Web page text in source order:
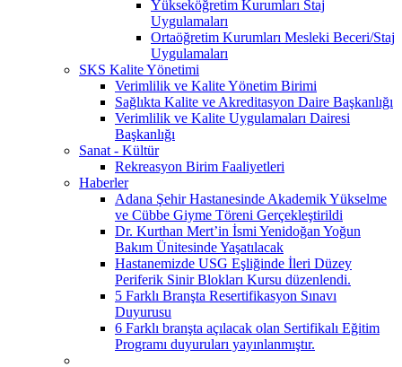
Yükseköğretim Kurumları Staj
Uygulamaları
Ortaöğretim Kurumları Mesleki Beceri/Staj
Uygulamaları
SKS Kalite Yönetimi
Verimlilik ve Kalite Yönetim Birimi
Sağlıkta Kalite ve Akreditasyon Daire Başkanlığı
Verimlilik ve Kalite Uygulamaları Dairesi
Başkanlığı
Sanat - Kültür
Rekreasyon Birim Faaliyetleri
Haberler
Adana Şehir Hastanesinde Akademik Yükselme
ve Cübbe Giyme Töreni Gerçekleştirildi
Dr. Kurthan Mert’in İsmi Yenidoğan Yoğun
Bakım Ünitesinde Yaşatılacak
Hastanemizde USG Eşliğinde İleri Düzey
Periferik Sinir Blokları Kursu düzenlendi.
5 Farklı Branşta Resertifikasyon Sınavı
Duyurusu
6 Farklı branşta açılacak olan Sertifikalı Eğitim
Programı duyuruları yayınlanmıştır.